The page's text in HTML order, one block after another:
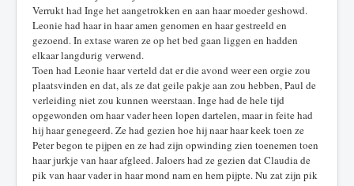
Verrukt had Inge het aangetrokken en aan haar moeder geshowd.
Leonie had haar in haar amen genomen en haar gestreeld en
gezoend. In extase waren ze op het bed gaan liggen en hadden
elkaar langdurig verwend.
Toen had Leonie haar verteld dat er die avond weer een orgie zou
plaatsvinden en dat, als ze dat geile pakje aan zou hebben, Paul de
verleiding niet zou kunnen weerstaan. Inge had de hele tijd
opgewonden om haar vader heen lopen dartelen, maar in feite had
hij haar genegeerd. Ze had gezien hoe hij naar haar keek toen ze
Peter begon te pijpen en ze had zijn opwinding zien toenemen toen
haar jurkje van haar afgleed. Jaloers had ze gezien dat Claudia de
pik van haar vader in haar mond nam en hem pijpte. Nu zat zijn pik